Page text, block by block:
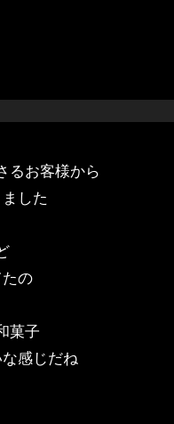
るお客様から
した
の
菓子
感じだね